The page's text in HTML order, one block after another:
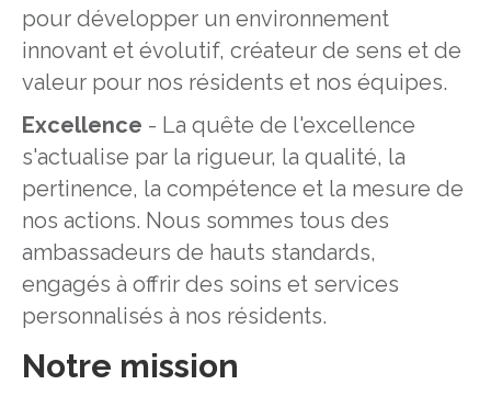
pour développer un environnement
innovant et évolutif, créateur de sens et de
valeur pour nos résidents et nos équipes.
Excellence - La quête de l'excellence
s'actualise par la rigueur, la qualité, la
pertinence, la compétence et la mesure de
nos actions. Nous sommes tous des
ambassadeurs de hauts standards,
engagés à offrir des soins et services
personnalisés à nos résidents.
Notre mission